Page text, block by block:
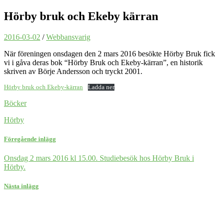
Hörby bruk och Ekeby kärran
2016-03-02 /Webbansvarig
När föreningen onsdagen den 2 mars 2016 besökte Hörby Bruk fick
vi i gåva deras bok “Hörby Bruk och Ekeby-kärran”, en historik
skriven av Börje Andersson och tryckt 2001.
Hörby bruk och Ekeby-kärran Ladda ner
Böcker
Hörby
Föregående inlägg
Onsdag 2 mars 2016 kl 15.00. Studiebesök hos Hörby Bruk i
Hörby.
Nästa inlägg